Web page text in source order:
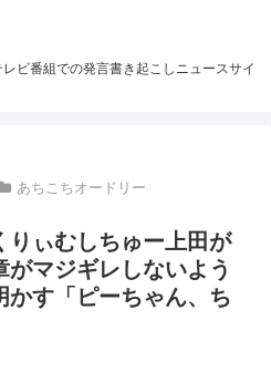
ビ番組での発言書き起こしニュースサイ
あちこちオードリー
りぃむしちゅー上田が
マジギレしないよう
かす「ピーちゃん、ち